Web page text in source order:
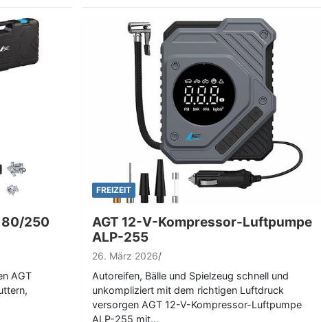
80/250
AGT
FREIZEIT
AGT 12-V-Kompressor-Luftpumpe
ALP-255
26. März 2026
Autoreifen, Bälle und Spielzeug schnell und
unkompliziert mit dem richtigen Luftdruck
versorgen AGT 12-V-Kompressor-Luftpumpe
ALP-255 mit…